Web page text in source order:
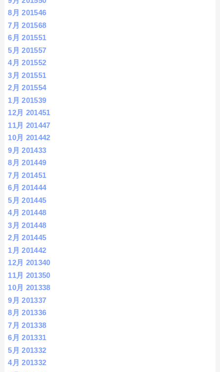
8月 201546
7月 201568
6月 201551
5月 201557
4月 201552
3月 201551
2月 201554
1月 201539
12月 201451
11月 201447
10月 201442
9月 201433
8月 201449
7月 201451
6月 201444
5月 201445
4月 201448
3月 201448
2月 201445
1月 201442
12月 201340
11月 201350
10月 201338
9月 201337
8月 201336
7月 201338
6月 201331
5月 201332
4月 201332